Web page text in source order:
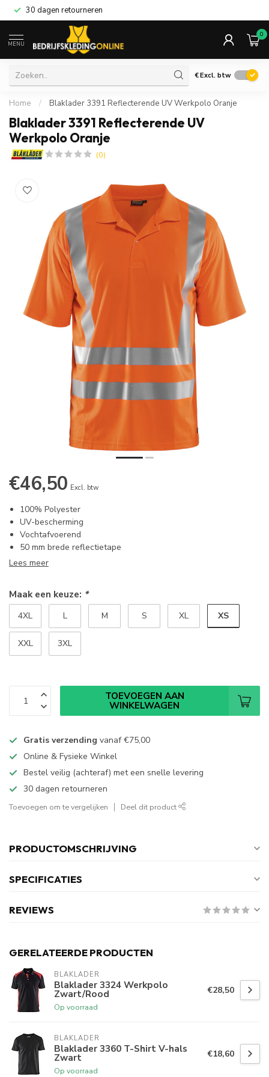
30 dagen retourneren
MENU
0
€Excl. btw
Home / Blaklader 3391 Reflecterende UV Werkpolo Oranje
Blaklader 3391 Reflecterende UV
Werkpolo Oranje
(0)
€46,50 Excl. btw
100% Polyester
UV-bescherming
Vochtafvoerend
50 mm brede reflectietape
Lees meer
Maak een keuze: *
4XL L M S XL XS
XXL 3XL
TOEVOEGEN AAN
WINKELWAGEN
Gratis verzending vanaf€75,00
Online & Fysieke Winkel
Bestel veilig (achteraf) met een snelle levering
30 dagen retourneren
Toevoegen om te vergelijken Deel dit product
PRODUCTOMSCHRIJVING
SPECIFICATIES
REVIEWS
GERELATEERDE PRODUCTEN
BLAKLADER
Blaklader 3324 Werkpolo
Zwart/Rood
Op voorraad
€28,50
BLAKLADER
Blaklader 3360 T-Shirt V-hals
Zwart
Op voorraad
€18,60